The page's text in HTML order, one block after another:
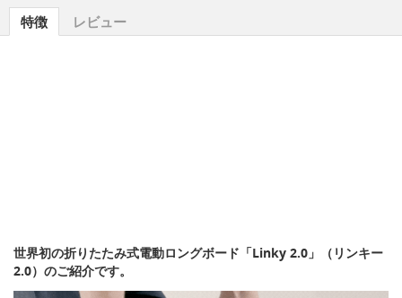
特徴 レビュー
世界初の折りたたみ式電動ロングボード「Linky 2.0」（リンキー
2.0）のご紹介です。